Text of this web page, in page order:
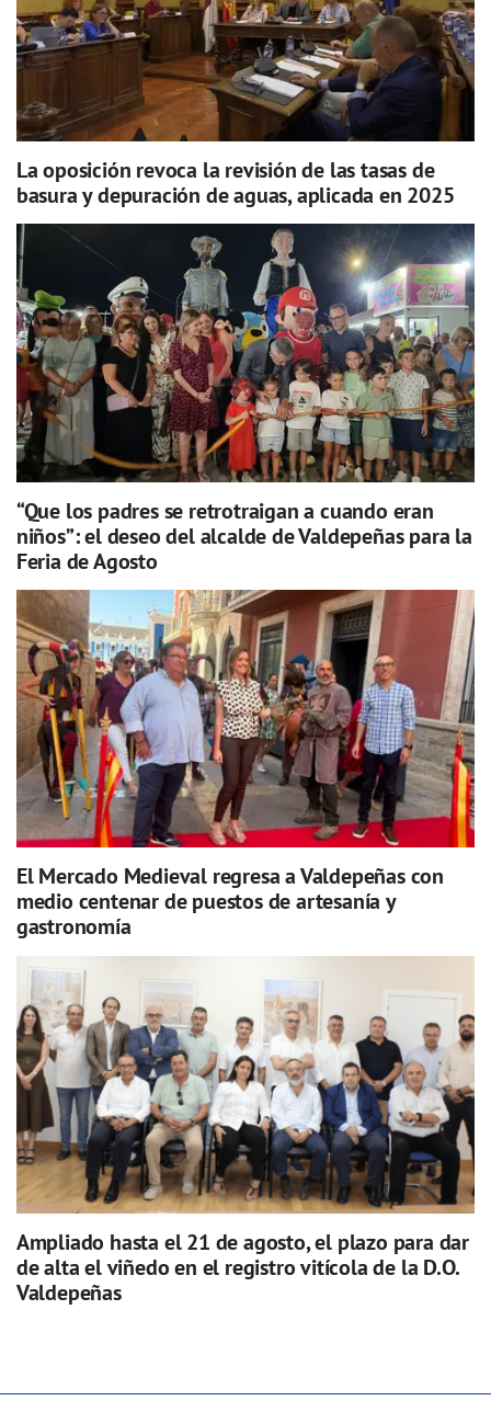
La oposición revoca la revisión de las tasas de
basura y depuración de aguas, aplicada en 2025
“Que los padres se retrotraigan a cuando eran
niños”: el deseo del alcalde de Valdepeñas para la
Feria de Agosto
El Mercado Medieval regresa a Valdepeñas con
medio centenar de puestos de artesanía y
gastronomía
Ampliado hasta el 21 de agosto, el plazo para dar
de alta el viñedo en el registro vitícola de la D.O.
Valdepeñas